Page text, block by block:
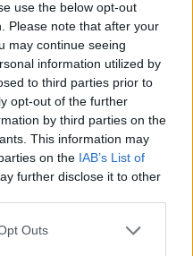
use the below opt-out
Please note that after your
may continue seeing
information utilized by
to third parties prior to
opt-out of the further
by third parties on the
This information may
on the IAB’s List of
further disclose it to other
Outs
Det er to solide
som nå
i Viknes, Christer
å fortsette med
han nærmest
ansiktsløftning.